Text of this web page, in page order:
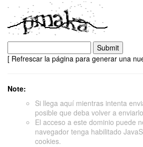
[ Refrescar la página para generar una
Note:
Si llega aquí mientras intenta
posible que deba volver a
El acceso a este dominio puede
navegador tenga habilitado
cookies.